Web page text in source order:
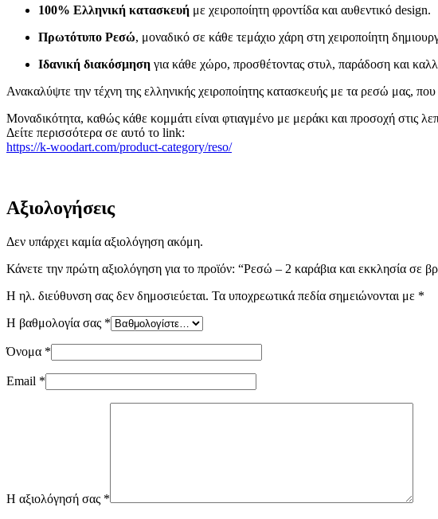
100% Ελληνική κατασκευή με χειροποίητη φροντίδα και αυθεντικό design.
Πρωτότυπο Ρεσώ, μοναδικό σε κάθε τεμάχιο χάρη στη χειροποίητη
Ιδανική διακόσμηση για κάθε χώρο, προσθέτοντας στυλ, παράδοση και
Ανακαλύψτε την τέχνη της ελληνικής χειροποίητης κατασκευής με τα ρεσώ μας,
Μοναδικότητα, καθώς κάθε κομμάτι είναι φτιαγμένο με μεράκι και προσοχή στις
Δείτε περισσότερα σε αυτό το link:
https://k-woodart.com/product-category/reso/
Αξιολογήσεις
Δεν υπάρχει καμία αξιολόγηση ακόμη.
Κάνετε την πρώτη αξιολόγηση για το προϊόν: “Ρεσώ – 2 καράβια και εκκλησία σε
Η ηλ. διεύθυνση σας δεν δημοσιεύεται. Τα υποχρεωτικά πεδία σημειώνονται με *
Η βαθμολογία σας *
Όνομα *
Email *
Η αξιολόγησή σας *